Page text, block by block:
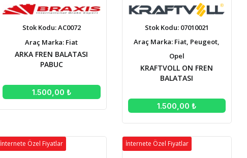
Stok Kodu: AC0072
Araç Marka: Fiat
ARKA FREN BALATASI
PABUC
1.500,00 ₺
Stok Kodu: 07010021
Araç Marka: Fiat, Peugeot,
Opel
KRAFTVOLL ON FREN
BALATASI
1.500,00 ₺
İnternete Özel Fiyatlar İnternete Özel Fiyatlar